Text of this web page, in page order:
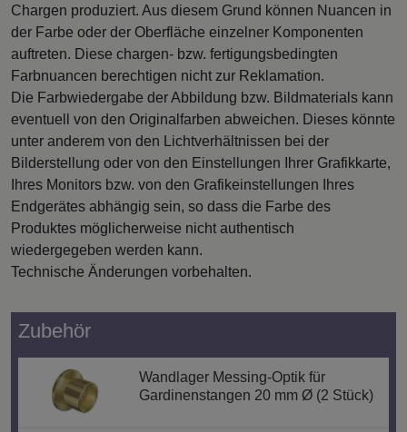
Chargen produziert. Aus diesem Grund können Nuancen in
der Farbe oder der Oberfläche einzelner Komponenten
auftreten. Diese chargen- bzw. fertigungsbedingten
Farbnuancen berechtigen nicht zur Reklamation.
Die Farbwiedergabe der Abbildung bzw. Bildmaterials kann
eventuell von den Originalfarben abweichen. Dieses könnte
unter anderem von den Lichtverhältnissen bei der
Bilderstellung oder von den Einstellungen Ihrer Grafikkarte,
Ihres Monitors bzw. von den Grafikeinstellungen Ihres
Endgerätes abhängig sein, so dass die Farbe des
Produktes möglicherweise nicht authentisch
wiedergegeben werden kann.
Technische Änderungen vorbehalten.
Zubehör
Wandlager Messing-Optik für
Gardinenstangen 20 mm Ø (2 Stück)